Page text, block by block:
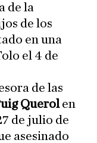
de la
de los
en una
el 4 de
de las
Querolen
de julio de
asesinado